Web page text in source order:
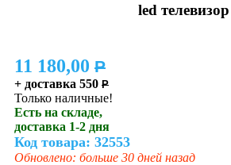
led
11 180,00 P
+ доставка 550 P
Только наличные!
Есть на складе,
доставка 1-2 дня
Код товара: 32553
Обновлено: больше 30 дней назад